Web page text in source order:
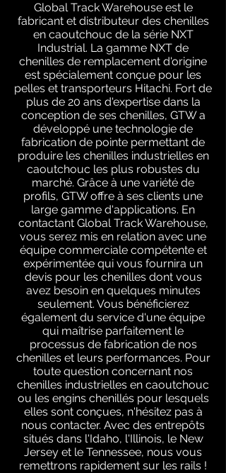
Global Track Warehouse est le
fabricant et distributeur des chenilles
en caoutchouc de la série NXT
Industrial. La gamme NXT de
chenilles de remplacement d'origine
est spécialement conçue pour les
pelles et transporteurs Hitachi. Fort de
plus de 20 ans d'expertise dans la
conception de ses chenilles, GTW a
développé une technologie de
fabrication de pointe permettant de
produire les chenilles industrielles en
caoutchouc les plus robustes du
marché. Grâce à une variété de
profils, GTW offre à ses clients une
large gamme d'applications. En
contactant Global Track Warehouse,
vous serez mis en relation avec une
équipe commerciale compétente et
expérimentée qui vous fournira un
devis pour les chenilles dont vous
avez besoin en quelques minutes
seulement. Vous bénéficierez
également du service d'une équipe
qui maîtrise parfaitement le
processus de fabrication de nos
chenilles et leurs performances. Pour
toute question concernant nos
chenilles industrielles en caoutchouc
ou les engins chenillés pour lesquels
elles sont conçues, n'hésitez pas à
nous contacter. Avec des entrepôts
situés dans l'Idaho, l'Illinois, le New
Jersey et le Tennessee, nous vous
remettrons rapidement sur les rails !